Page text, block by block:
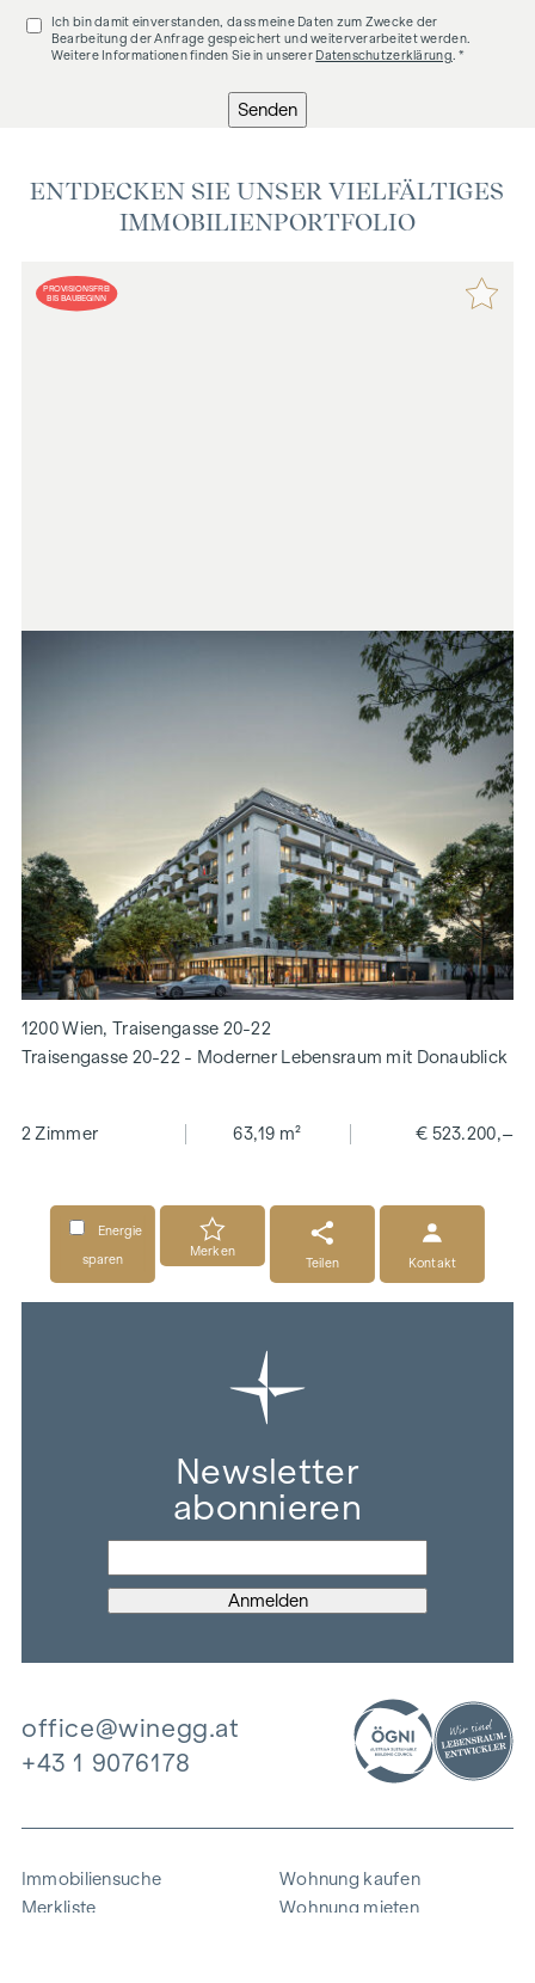
Ich bin damit einverstanden, dass meine Daten zum Zwecke der
Bearbeitung der Anfrage gespeichert und weiterverarbeitet werden.
Weitere Informationen finden Sie in unserer Datenschutzerklärung . *
Senden
ENTDECKEN SIE UNSER VIELFÄLTIGES
IMMOBILIENPORTFOLIO
PROVISIONSFREI
BIS BAUBEGINN
1200 Wien, Traisengasse 20-22
Traisengasse 20-22 - Moderner Lebensraum mit Donaublick
2 Zimmer 63,19 m² € 523.200,–
Energie
sparen
Merken
Teilen
Kontakt
Newsletter
abonnieren
office@winegg.at
+43 1 9076178
Immobiliensuche
Merkliste
Wohnung kaufen
Wohnung mieten